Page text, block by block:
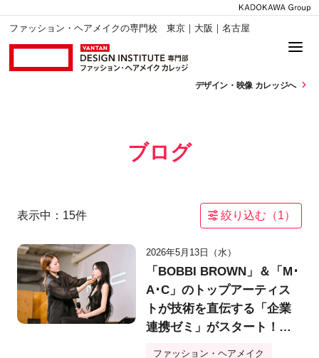
ファッション・ヘアメイクの専門校 東京｜大阪｜名古屋
デザイン・ 映像 カレッジへ
ブログ
表示中： 15件 絞り込む（1）
2026年5月13日（水）
「BOBBI BROWN」＆「M･
A･C」のトップアーティス
トが技術を直伝する「企業
連携ゼミ」がスタート！人
ファッション・ヘアメイク